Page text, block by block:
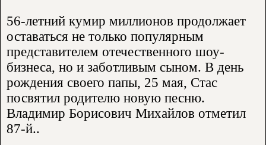
56-летний кумир миллионов продолжает
оставаться не только популярным
представителем отечественного шоу-
бизнеса, но и заботливым сыном. В день
рождения своего папы, 25 мая, Стас
посвятил родителю новую песню.
Владимир Борисович Михайлов отметил
87-й..